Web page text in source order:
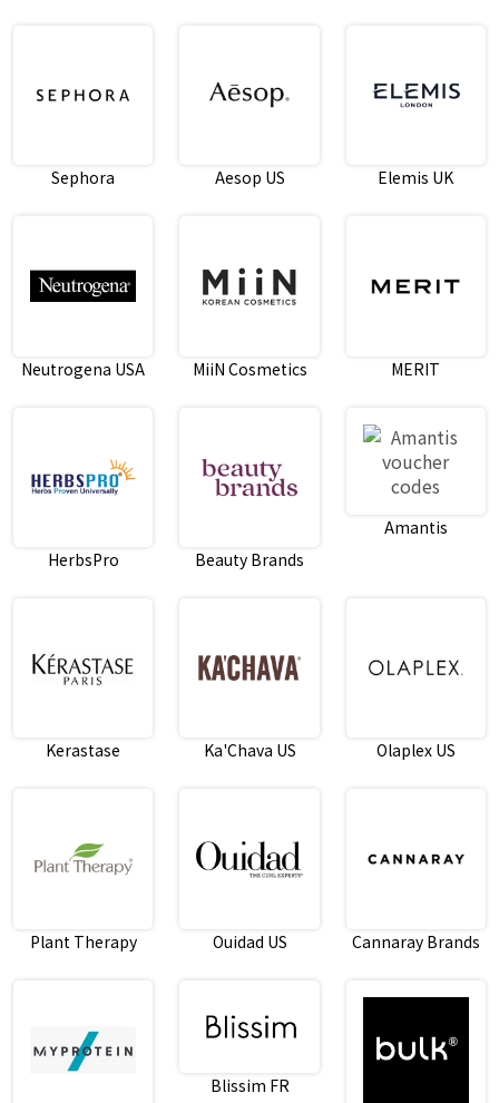
Sephora Aesop US Elemis UK
Neutrogena USA MiiN Cosmetics MERIT
HerbsPro Beauty Brands
Amantis
Kerastase Ka'Chava US Olaplex US
Plant Therapy Ouidad US Cannaray Brands
Blissim FR